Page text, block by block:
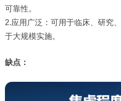
可靠性。
2.应用广泛：可用于临床、研究
于大规模实施。
缺点：